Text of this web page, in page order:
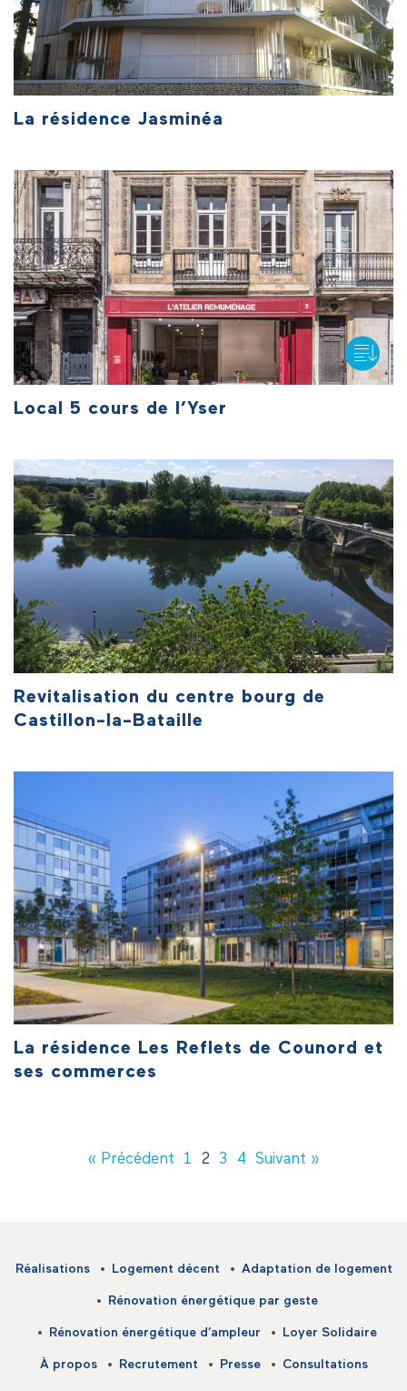
La résidence Jasminéa
Local 5 cours de l’Yser
Revitalisation du centre bourg de
Castillon-la-Bataille
La résidence Les Reflets de Counord et
ses commerces
« Précédent 1 2 3 4 Suivant »
Réalisations Logement décent Adaptation de logement
Rénovation énergétique par geste
Rénovation énergétique d’ampleur Loyer Solidaire
À propos Recrutement Presse Consultations